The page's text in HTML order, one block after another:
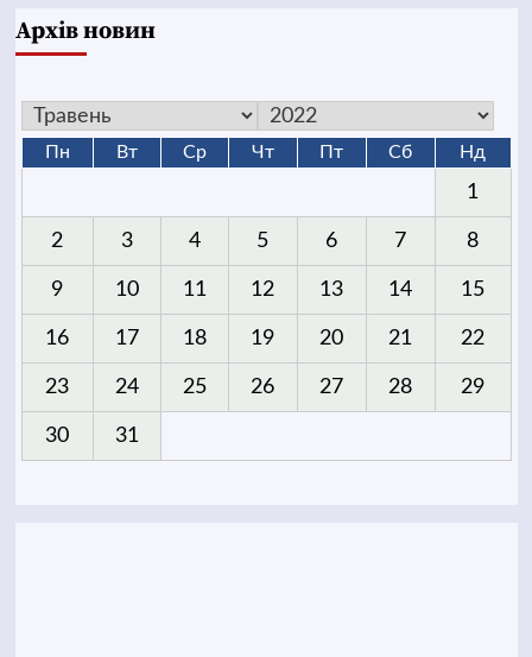
Архів новин
Пн Вт Ср Чт Пт Сб Нд
1
2 3 4 5 6 7 8
9 10 11 12 13 14 15
16 17 18 19 20 21 22
23 24 25 26 27 28 29
30 31